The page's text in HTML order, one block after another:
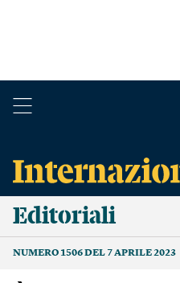
Editoriali
NUMERO 1506 DEL 7 APRILE 2023